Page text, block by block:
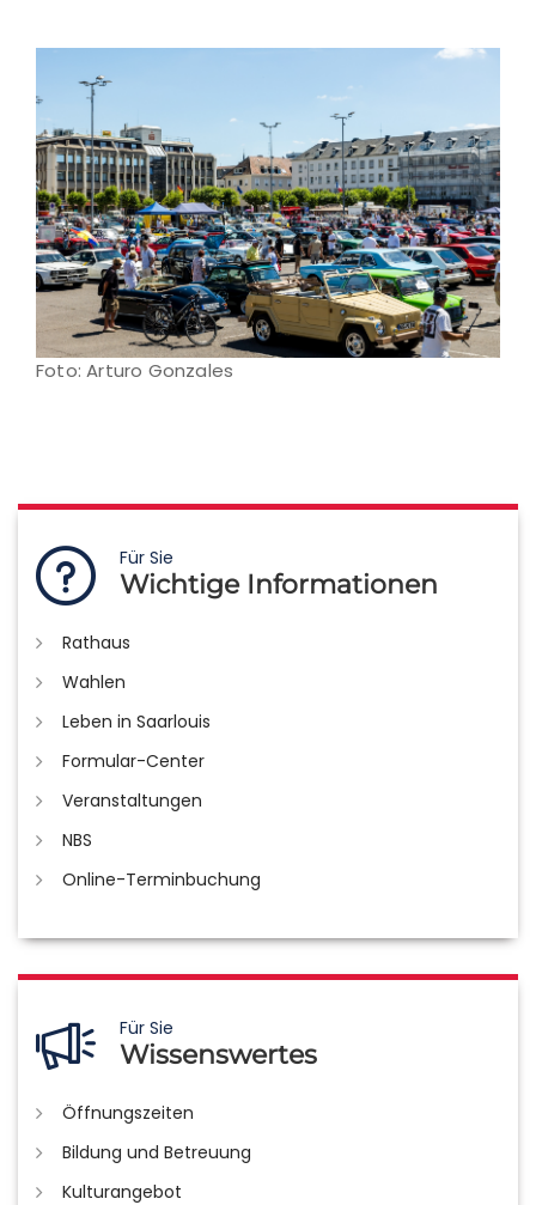
Foto: Arturo Gonzales
Für Sie
Wichtige Informationen
Rathaus
Wahlen
Leben in Saarlouis
Formular-Center
Veranstaltungen
NBS
Online-Terminbuchung
Für Sie
Wissenswertes
Öffnungszeiten
Bildung und Betreuung
Kulturangebot